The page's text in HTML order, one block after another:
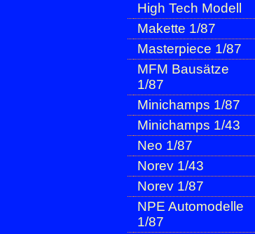
High Tech Modell
Makette 1/87
Masterpiece 1/87
MFM Bausätze
1/87
Minichamps 1/87
Minichamps 1/43
Neo 1/87
Norev 1/43
Norev 1/87
NPE Automodelle
1/87